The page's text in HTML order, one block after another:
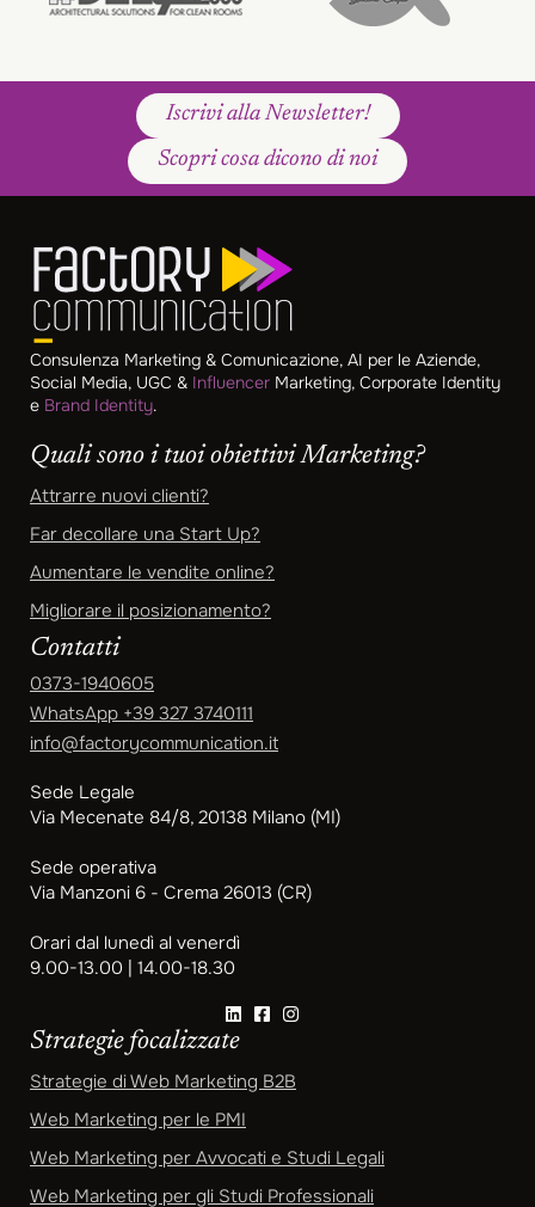
Iscrivi alla Newsletter!
Scopri cosa dicono di noi
Consulenza Marketing & Comunicazione, AI per le Aziende,
Social Media, UGC & Influencer Marketing, Corporate Identity
e Brand Identity.
Quali sono i tuoi obiettivi Marketing?
Attrarre nuovi clienti?
Far decollare una Start Up?
Aumentare le vendite online?
Migliorare il posizionamento?
Contatti
0373-1940605
WhatsApp +39 327 3740111
info@factorycommunication.it
Sede Legale
Via Mecenate 84/8, 20138 Milano (MI)
Sede operativa
Via Manzoni 6 - Crema 26013 (CR)
Orari dal lunedì al venerdì
9.00-13.00 | 14.00-18.30
Strategie focalizzate
Strategie di Web Marketing B2B
Web Marketing per le PMI
Web Marketing per Avvocati e Studi Legali
Web Marketing per gli Studi Professionali